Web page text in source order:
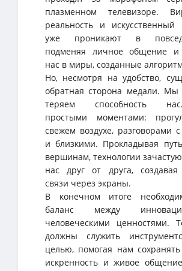
плазменном телевизоре.
реальность и искусственный
уже проникают в
подменяя личное общение и
нас в миры, созданные
Но, несмотря на удобство,
обратная сторона медали.
теряем способность
простыми моментами:
свежем воздухе, разговорами
и близкими. Прокладывая
вершинам, технологии
нас друг от друга,
связи через экраны.
В конечном итоге
баланс между
человеческими ценностями.
должны служить
целью, помогая нам
искренность и живое